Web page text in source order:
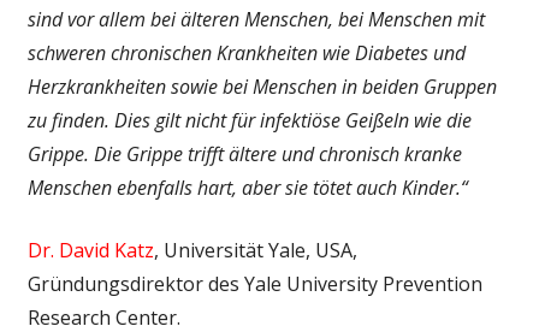
sind vor allem bei älteren Menschen, bei Menschen mit
schweren chronischen Krankheiten wie Diabetes und
Herzkrankheiten sowie bei Menschen in beiden Gruppen
zu finden. Dies gilt nicht für infektiöse Geißeln wie die
Grippe. Die Grippe trifft ältere und chronisch kranke
Menschen ebenfalls hart, aber sie tötet auch Kinder.“
Dr. David Katz, Universität Yale, USA,
Gründungsdirektor des Yale University Prevention
Research Center.